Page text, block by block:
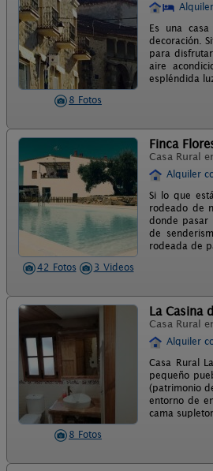
8 Fotos
Es una
decoración.
para
aire
espléndida
42 Fotos 3 Videos
Finca
Casa Rural
Alquiler
Si lo que
rodeado de
donde pasar
de
rodeada de
8 Fotos
La Casina
Casa Rural
Alquiler
Casa Rural
pequeño
(patrimonio
entorno de
cama